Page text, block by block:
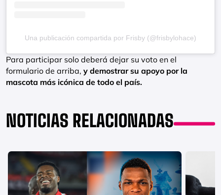
Una publicación compartida por Frisby (@frisbylohace)
Para participar solo deberá dejar su voto en el
formulario de arriba, y demostrar su apoyo por la
mascota más icónica de todo el país.
NOTICIAS RELACIONADAS